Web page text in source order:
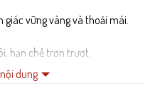
vững vàng và thoải mái.
hạn chế trơn trượt.
chống trượt hiệu quả.
dung